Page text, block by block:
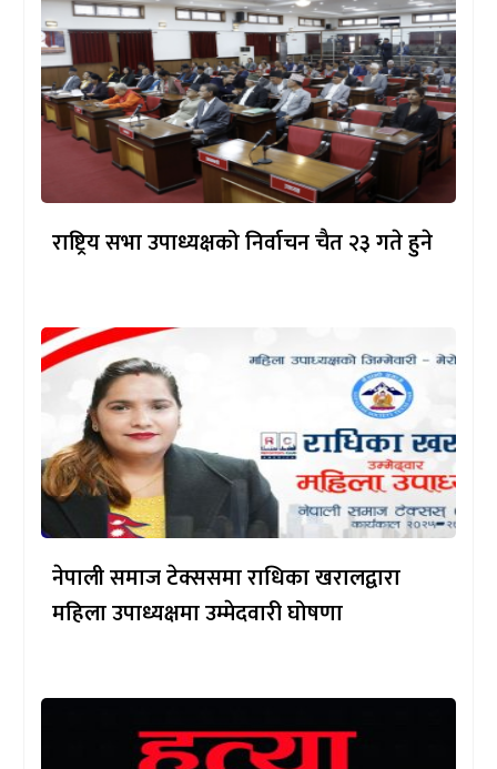
राष्ट्रिय सभा उपाध्यक्षको निर्वाचन चैत २३ गते हुने
नेपाली समाज टेक्ससमा राधिका खरालद्वारा
महिला उपाध्यक्षमा उम्मेदवारी घोषणा